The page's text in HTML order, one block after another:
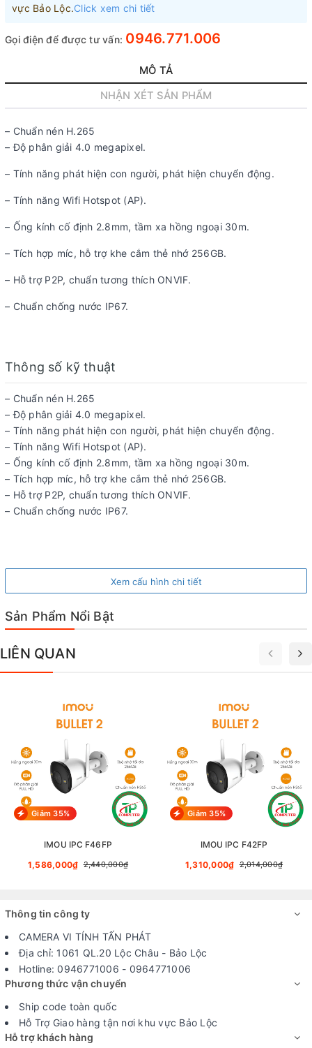
vực Bảo Lộc.Click xem chi tiết
Gọi điện để được tư vấn: 0946.771.006
MÔ TẢ
NHẬN XÉT SẢN PHẨM
– Chuẩn nén H.265
– Độ phân giải 4.0 megapixel.
– Tính năng phát hiện con người, phát hiện chuyển động.
– Tính năng Wifi Hotspot (AP).
– Ống kính cố định 2.8mm, tầm xa hồng ngoại 30m.
– Tích hợp míc, hỗ trợ khe cắm thẻ nhớ 256GB.
– Hỗ trợ P2P, chuẩn tương thích ONVIF.
– Chuẩn chống nước IP67.
Thông số kỹ thuật
– Chuẩn nén H.265
– Độ phân giải 4.0 megapixel.
– Tính năng phát hiện con người, phát hiện chuyển động.
– Tính năng Wifi Hotspot (AP).
– Ống kính cố định 2.8mm, tầm xa hồng ngoại 30m.
– Tích hợp míc, hỗ trợ khe cắm thẻ nhớ 256GB.
– Hỗ trợ P2P, chuẩn tương thích ONVIF.
– Chuẩn chống nước IP67.
Xem cấu hình chi tiết
Sản Phẩm Nổi Bật
LIÊN QUAN
Giảm 35%
IMOU IPC F46FP
1,586,000₫ 2,440,000₫
Giảm 35%
IMOU IPC F42FP
1,310,000₫ 2,014,000₫
Thông tin công ty
CAMERA VI TÍNH TẤN PHÁT
Địa chỉ: 1061 QL.20 Lộc Châu - Bảo Lộc
Hotline: 0946771006 - 0964771006
Phương thức vận chuyển
Ship code toàn quốc
Hỗ Trợ Giao hàng tận nơi khu vực Bảo Lộc
Hỗ trợ khách hàng